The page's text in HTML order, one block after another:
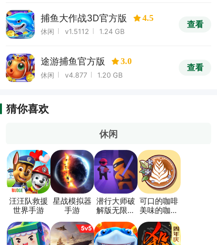
捕鱼大作战3D官方版 4.5
休闲 v1.5112 1.24 GB
查看
途游捕鱼官方版 3.0
休闲 v4.877 1.20 GB
查看
猜你喜欢
休闲
汪汪队救援
世界手游
星战模拟器
手游
潜行大师破
解版无限金
币无广告版
可口的咖啡
美味的咖啡
破解版